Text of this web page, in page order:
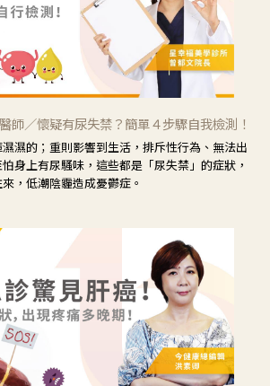
師／懷疑有尿失禁？簡單４步驟自我檢測！
濕的；重則影響到生活，排斥性行為、無法出
身上有尿騷味，這些都是「尿失禁」的症狀，
，低潮陰霾造成憂鬱症。